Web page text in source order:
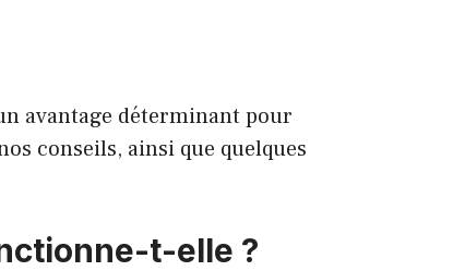
avantage déterminant pour
conseils, ainsi que quelques
t-elle ?